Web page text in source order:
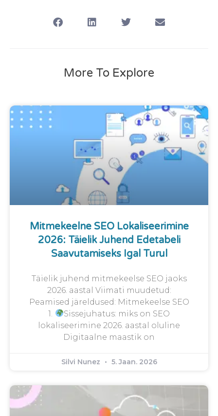
More To Explore
Mitmekeelne SEO Lokaliseerimine
2026: Täielik Juhend Edetabeli
Saavutamiseks Igal Turul
Täielik juhend mitmekeelse SEO jaoks
2026. aastal Viimati muudetud:
Peamised järeldused: Mitmekeelse SEO
1.
Sissejuhatus: miks on SEO
lokaliseerimine 2026. aastal oluline
Digitaalne maastik on
Silvi Nunez 5. Jaan. 2026